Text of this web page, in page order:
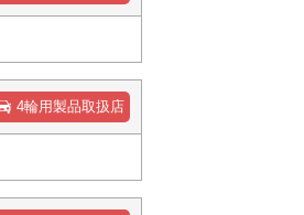
4輪用製品取扱店